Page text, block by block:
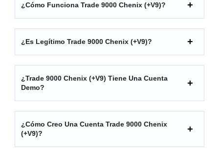
¿Cómo Funciona Trade 9000 Chenix (+V9)?
¿Es Legítimo Trade 9000 Chenix (+V9)?
¿Trade 9000 Chenix (+V9) Tiene Una Cuenta
Demo?
¿Cómo Creo Una Cuenta Trade 9000 Chenix
(+V9)?